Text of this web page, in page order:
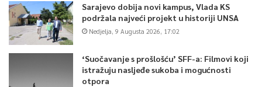
Sarajevo dobija novi kampus, Vlada KS
podržala najveći projekt u historiji UNSA
Nedjelja, 9 Augusta 2026, 17:02
‘Suočavanje s prošlošću’ SFF-a: Filmovi koji
istražuju nasljeđe sukoba i mogućnosti
otpora